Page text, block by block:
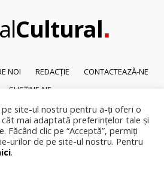
Cultural.
NOI REDACȚIE
CONTACTEAZĂ-NE
SUSȚINE-NE
Capital Cultural
parțială a textelor sau a ilustrațiilor din orice
numai cu acordul prealabil scris al Capital
site-ul nostru pentru a-ți oferi o
mai adaptată preferințelor tale și
Făcând clic pe “Acceptă”, permiți
urilor de pe site-ul nostru. Pentru
.